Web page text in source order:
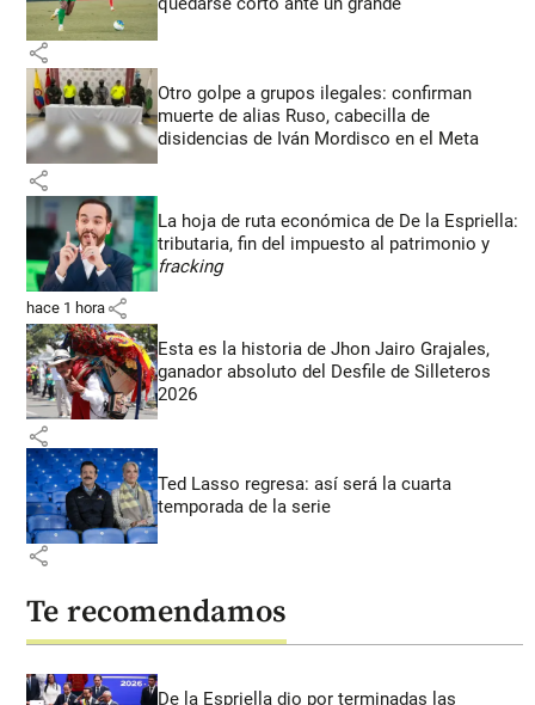
share
Otro golpe a grupos ilegales: confirman
muerte de alias Ruso, cabecilla de
disidencias de Iván Mordisco en el Meta
share
La hoja de ruta económica de De la Espriella:
tributaria, fin del impuesto al patrimonio y
fracking
hace 1 hora share
Esta es la historia de Jhon Jairo Grajales,
ganador absoluto del Desfile de Silleteros
2026
share
Ted Lasso regresa: así será la cuarta
temporada de la serie
share
Te recomendamos
De la Espriella dio por terminadas las